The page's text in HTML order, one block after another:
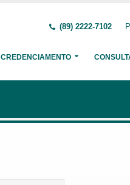
(89) 2222-7102
CREDENCIAMENTO